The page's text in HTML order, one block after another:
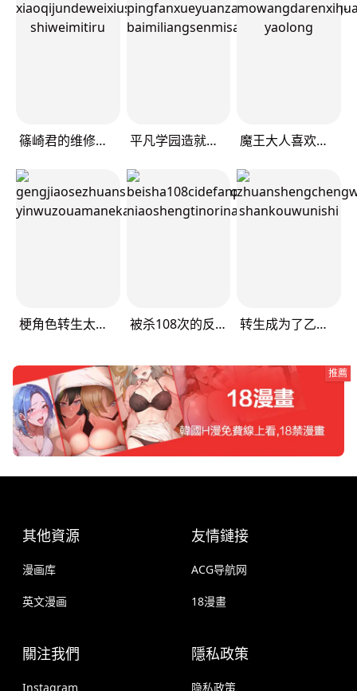
篠崎君的维修事情 平凡学园造就世界最强 魔王大人喜欢我做的芭菲
梗角色转生太过头了！ 被杀108次的反派大小姐 转生成为了乙女游戏里满是死亡flag的恶役千金——走投无路！破灭前夕篇
推薦
其他資源
漫画库
英文漫画
友情鏈接
ACG导航网
18漫畫
關注我們
Instagram
隱私政策
隐私政策